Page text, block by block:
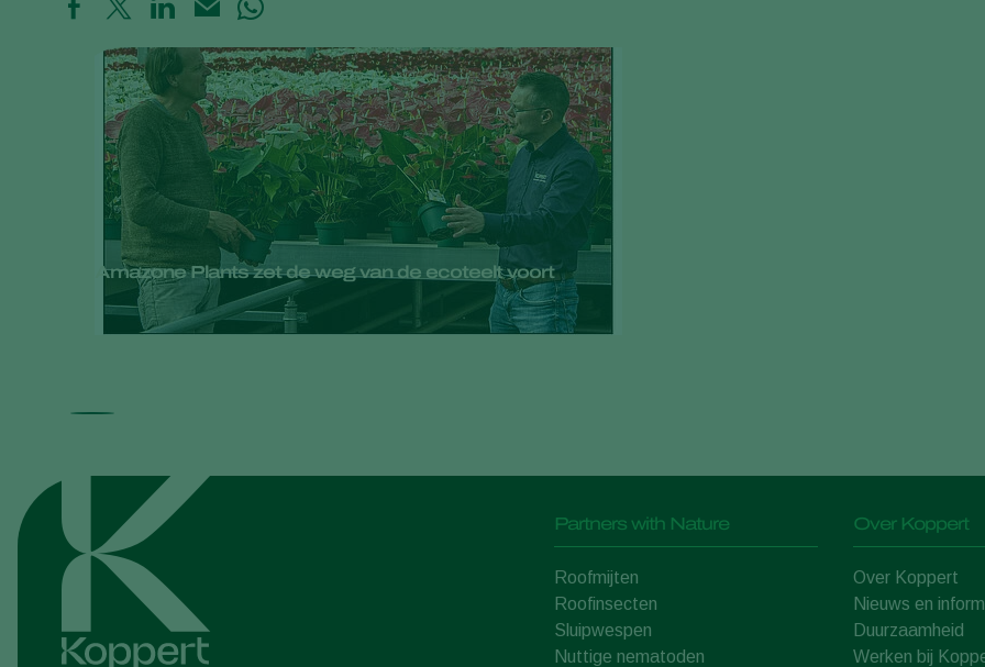
Amazone Plants zet de weg van de ecoteelt voort
Partners with Nature
Roofmijten
Roofinsecten
Sluipwespen
Nuttige nematoden
Over Koppert
Over Koppert
Nieuws en
Duurzaamheid
Werken bij